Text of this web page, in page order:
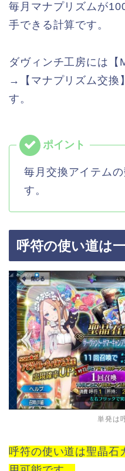
毎月マナプリズムが
手できる計算です。
ダヴィンチ工房には【
→【マナプリズム交換
す。
毎月交換アイテム
す。
呼符の使い道は
単発は
呼符の使い道は聖晶石